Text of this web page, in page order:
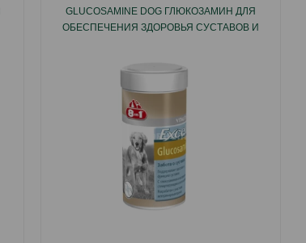
GLUCOSAMINE DOG ГЛЮКОЗАМИН ДЛЯ
ОБЕСПЕЧЕНИЯ ЗДОРОВЬЯ СУСТАВОВ И